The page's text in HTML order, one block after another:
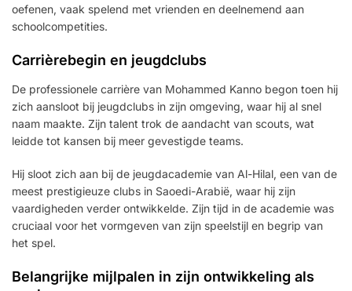
oefenen, vaak spelend met vrienden en deelnemend aan
schoolcompetities.
Carrièrebegin en jeugdclubs
De professionele carrière van Mohammed Kanno begon toen hij
zich aansloot bij jeugdclubs in zijn omgeving, waar hij al snel
naam maakte. Zijn talent trok de aandacht van scouts, wat
leidde tot kansen bij meer gevestigde teams.
Hij sloot zich aan bij de jeugdacademie van Al-Hilal, een van de
meest prestigieuze clubs in Saoedi-Arabië, waar hij zijn
vaardigheden verder ontwikkelde. Zijn tijd in de academie was
cruciaal voor het vormgeven van zijn speelstijl en begrip van
het spel.
Belangrijke mijlpalen in zijn ontwikkeling als